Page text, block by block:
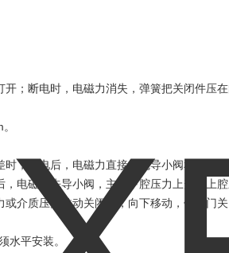
；断电时，电磁力消失，弹簧把关闭件压
，通电后，电磁力直接把先导小阀和主阀关
电磁力先导小阀，主阀下腔压力上升，上
介质压力推动关闭件，向下移动，使阀门关
水平安装。